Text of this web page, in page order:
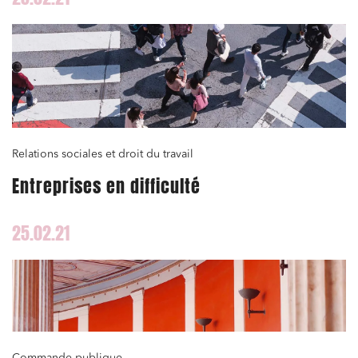
Relations sociales et droit du travail
Entreprises en difficulté
25.02.21